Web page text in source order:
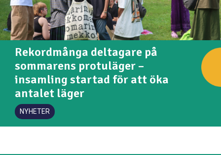
Rekordmånga deltagare på
sommarens protuläger –
insamling startad för att öka
antalet läger
NYHETER